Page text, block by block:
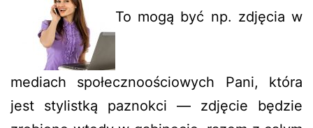
To mogą być np. zdjęcia w
mediach społecznoościowych Pani, która
jest stylistką paznokci — zdjęcie będzie